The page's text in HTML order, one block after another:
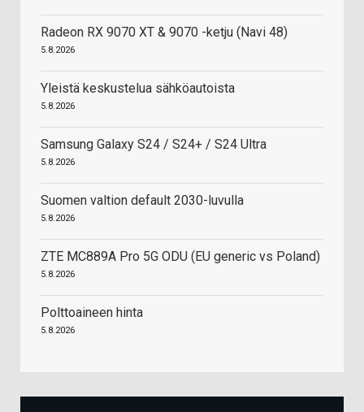
Radeon RX 9070 XT & 9070 -ketju (Navi 48)
5.8.2026
Yleistä keskustelua sähköautoista
5.8.2026
Samsung Galaxy S24 / S24+ / S24 Ultra
5.8.2026
Suomen valtion default 2030-luvulla
5.8.2026
ZTE MC889A Pro 5G ODU (EU generic vs Poland)
5.8.2026
Polttoaineen hinta
5.8.2026